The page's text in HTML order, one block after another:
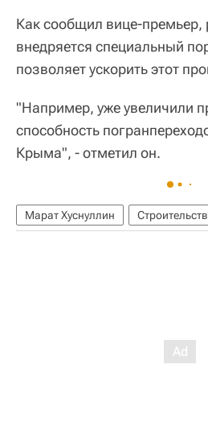
Как сообщил вице-премьер,
внедряется специальный
позволяет ускорить этот
"Например, уже увеличили
способность
Крыма", - отметил он.
Марат Хуснуллин